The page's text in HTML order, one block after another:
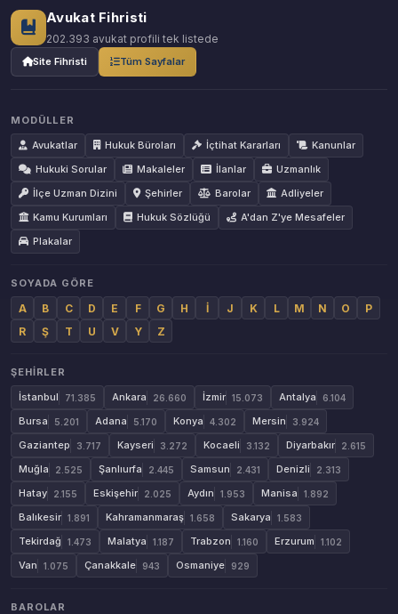
Avukat Fihristi
202.393 avukat profili tek listede
Site Fihristi Tüm Sayfalar
MODÜLLER
Avukatlar
Hukuk Büroları İçtihat Kararları
Kanunlar
Hukuki Sorular
Makaleler İlanlar
Uzmanlık
İlçe Uzman Dizini
Şehirler Barolar
Adliyeler
Kamu Kurumları
Hukuk Sözlüğü
A'dan Z'ye Mesafeler
Plakalar
SOYADA GÖRE
A B C D E F G H İ J K L M N O
P
R
Ş T U V Y Z
ŞEHIRLER
İstanbul
71.385 Ankara 26.660 İzmir 15.073 Antalya 6.104
Bursa 5.201 Adana 5.170 Konya 4.302 Mersin 3.924
Gaziantep 3.717 Kayseri 3.272 Kocaeli 3.132 Diyarbakır 2.615
Muğla 2.525 Şanlıurfa 2.445 Samsun 2.431 Denizli 2.313
Hatay 2.155 Eskişehir 2.025 Aydın 1.953 Manisa 1.892
Balıkesir 1.891 Kahramanmaraş 1.658 Sakarya 1.583
Tekirdağ 1.473 Malatya 1.187 Trabzon 1.160 Erzurum 1.102
Van 1.075 Çanakkale 943 Osmaniye 929
BAROLAR